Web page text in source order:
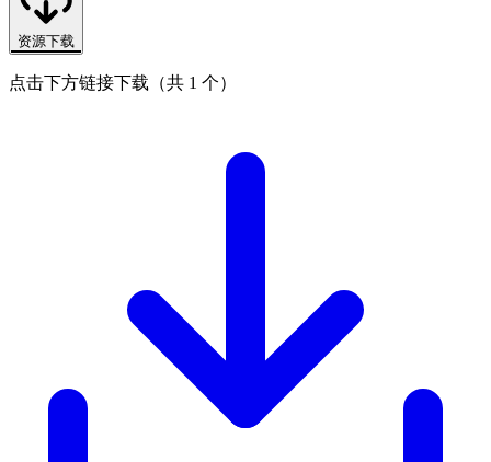
资源下载
点击下方链接下载（共 1 个）